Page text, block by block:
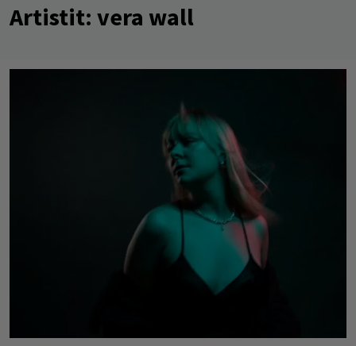
Artistit: vera wall